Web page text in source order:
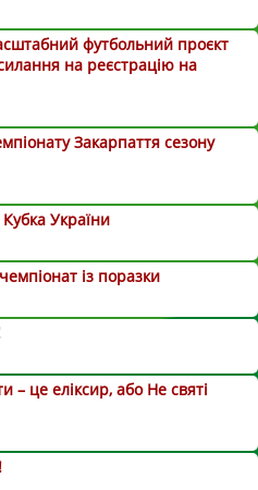
футбольний проєкт
на реєстрацію на
Закарпаття сезону
України
із поразки
це еліксир, або Не святі